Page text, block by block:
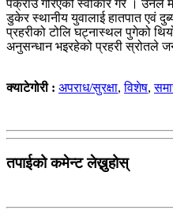
पक्राउ गरिएको स्वीकार गरे । उनले
डुकेर स्थानीय युवालाई हातपात एवं
प्रहरीको टोलि घट्नास्थल पुगेको
अनुसन्धान भइरहेको प्रहरी स्रोतले
क्याटेगोरी : अपराध/सुरक्षा,विशेष,
तपाईको कमेन्ट लेख्नुहोस्